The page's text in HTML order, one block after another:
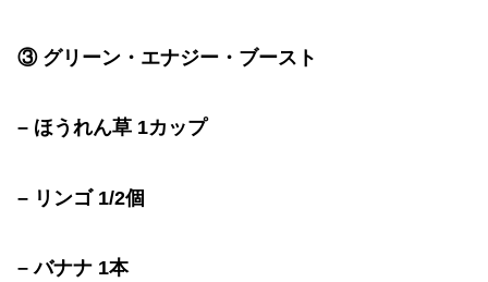
③ グリーン・エナジー・ブースト
– ほうれん草 1カップ
– リンゴ1/2個
–バナナ 1本